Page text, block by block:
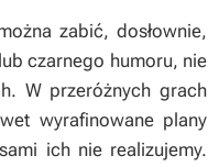
zabić, dosłownie,
czarnego humoru, nie
W przeróżnych grach
wyrafinowane plany
ich nie realizujemy.